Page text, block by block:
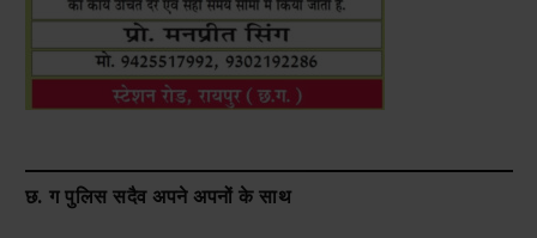
छ. ग पुलिस सदैव अपने अपनों के साथ